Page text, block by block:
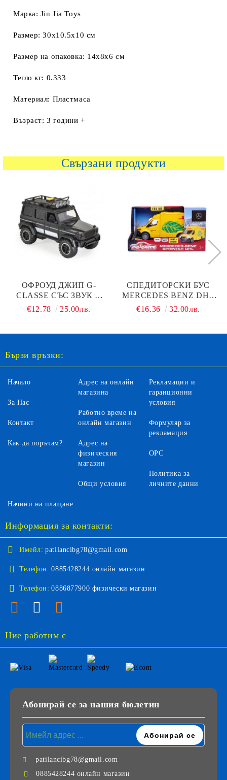
Марка: Jin Jia Toys
Размер: 30x10.5x10 см
Размер на опаковка: 14x8x6 см
Тегло кг: 0.333
Материал: Пластмаса
Възраст: 3 години +
Свързани продукти
ОФРОУД ДЖИП G-
CLASSE СЪС ЗВУК И
СВЕТЛИНА 666-20Q
€12.78 25.00лв.
СПЕДИТОРСКИ БУС
MERCEDES BENZ DHL
MAJORETTE 213742000
€16.36 32.00лв.
Бързи връзки:
Начало
За Нас
Контакт
Как да поръчам?
Адрес на онлайн
магазина
Работно време на
онлайн магазин
Адрес на
физическия
магазин
Общи условия
Рекламации и
гаранционни
условия
Формуляр за
рекламация
ОРС
Политика за
личните данни
Начини на плащане
Информация за контакти:
Имейл: patilancibg78@gmail.com
Телефон: 0885428244 онлайн магазин
Телефон: 0886877900 физически магазин
Ние работим с
Абонирай се за нашия бюлетин
patilancibg78@gmail.com
0885428244 онлайн магазин